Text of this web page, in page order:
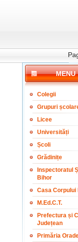
MENU
Colegii
Grupuri
Licee
Universități
Școli
Grădinițe
Inspectoratul
Bihor
Casa Corpului
M.Ed.C.T.
Prefectura și
Județean
Primăria